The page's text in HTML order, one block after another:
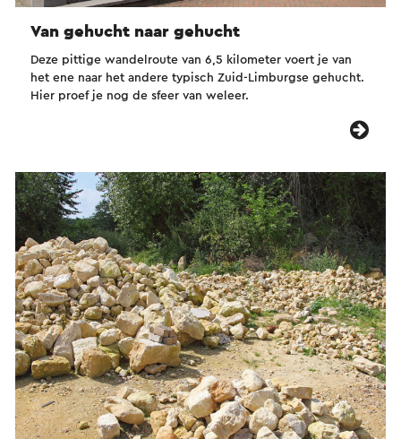
Van gehucht naar gehucht
Deze pittige wandelroute van 6,5 kilometer voert je van
het ene naar het andere typisch Zuid-Limburgse gehucht.
Hier proef je nog de sfeer van weleer.